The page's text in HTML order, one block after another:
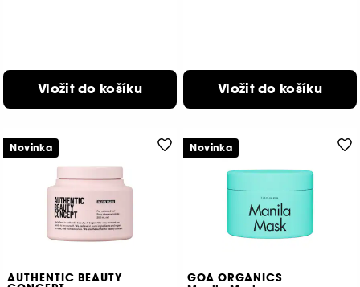
Vložit do košíku Vložit do košíku
AUTHENTIC BEAUTY
Novinka
GOA ORGANICS
Novinka